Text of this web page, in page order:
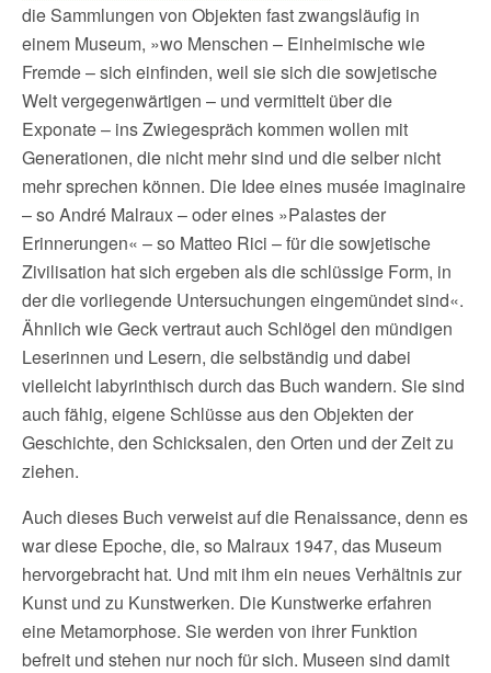
die Sammlungen von Objekten fast zwangsläufig in
einem Museum, »wo Menschen – Einheimische wie
Fremde – sich einfinden, weil sie sich die sowjetische
Welt vergegenwärtigen – und vermittelt über die
Exponate – ins Zwiegespräch kommen wollen mit
Generationen, die nicht mehr sind und die selber nicht
mehr sprechen können. Die Idee eines musée imaginaire
– so André Malraux – oder eines »Palastes der
Erinnerungen« – so Matteo Rici – für die sowjetische
Zivilisation hat sich ergeben als die schlüssige Form, in
der die vorliegende Untersuchungen eingemündet sind«.
Ähnlich wie Geck vertraut auch Schlögel den mündigen
Leserinnen und Lesern, die selbständig und dabei
vielleicht labyrinthisch durch das Buch wandern. Sie sind
auch fähig, eigene Schlüsse aus den Objekten der
Geschichte, den Schicksalen, den Orten und der Zeit zu
ziehen.
Auch dieses Buch verweist auf die Renaissance, denn es
war diese Epoche, die, so Malraux 1947, das Museum
hervorgebracht hat. Und mit ihm ein neues Verhältnis zur
Kunst und zu Kunstwerken. Die Kunstwerke erfahren
eine Metamorphose. Sie werden von ihrer Funktion
befreit und stehen nur noch für sich. Museen sind damit